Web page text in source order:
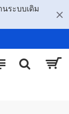
ระบบเดิม